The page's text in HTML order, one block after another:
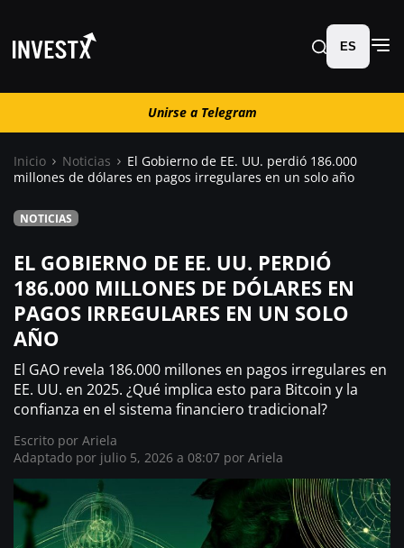
Unirse a Telegram
Noticias
Trading
¿ Dónde comprar ?
ES
Unirse a Telegram
Inicio Noticias
El Gobierno de EE. UU. perdió 186.000
millones de dólares en pagos irregulares en un solo año
NOTICIAS
EL GOBIERNO DE EE. UU. PERDIÓ
186.000 MILLONES DE DÓLARES EN
PAGOS IRREGULARES EN UN SOLO
AÑO
El GAO revela 186.000 millones en pagos irregulares en
EE. UU. en 2025. ¿Qué implica esto para Bitcoin y la
confianza en el sistema financiero tradicional?
Escrito por Ariela
Adaptado por julio 5, 2026 a 08:07 por Ariela